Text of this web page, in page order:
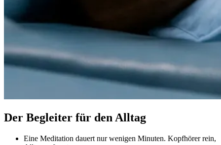
Der Begleiter für den Alltag
Eine Meditation dauert nur wenigen Minuten. Kopfhörer rein,